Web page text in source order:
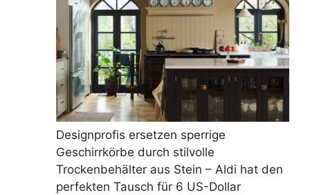
Designprofis ersetzen sperrige
Geschirrkörbe durch stilvolle
Trockenbehälter aus Stein – Aldi hat den
perfekten Tausch für 6 US-Dollar